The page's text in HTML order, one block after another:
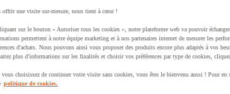
ajouté un produit à votre panier :
offrir une visite sur-mesure, nous tient à cœur !
sur le bouton « Autoriser tous les cookies », notre plateforme web va pouvoir
permettent à notre équipe marketing et à nos partenaires internet de mesurer les
d'achats. Nous pouvons ainsi vous proposer des produits encore plus adaptés à vos
plus d'informations sur les finalités et choisir vos préférences par type de cookies,
choisissez de continuer votre visite sans cookies, vous êtes le bienvenu aussi ! Pour
politique de cookies.